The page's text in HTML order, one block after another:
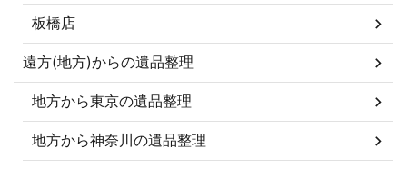
板橋店
遠方(地方)からの遺品整理
地方から東京の遺品整理
地方から神奈川の遺品整理